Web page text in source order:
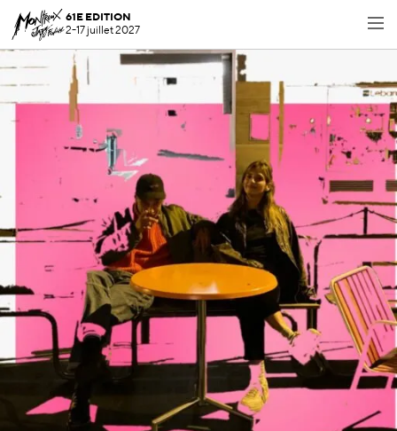
61E EDITION
2-17 juillet 2027